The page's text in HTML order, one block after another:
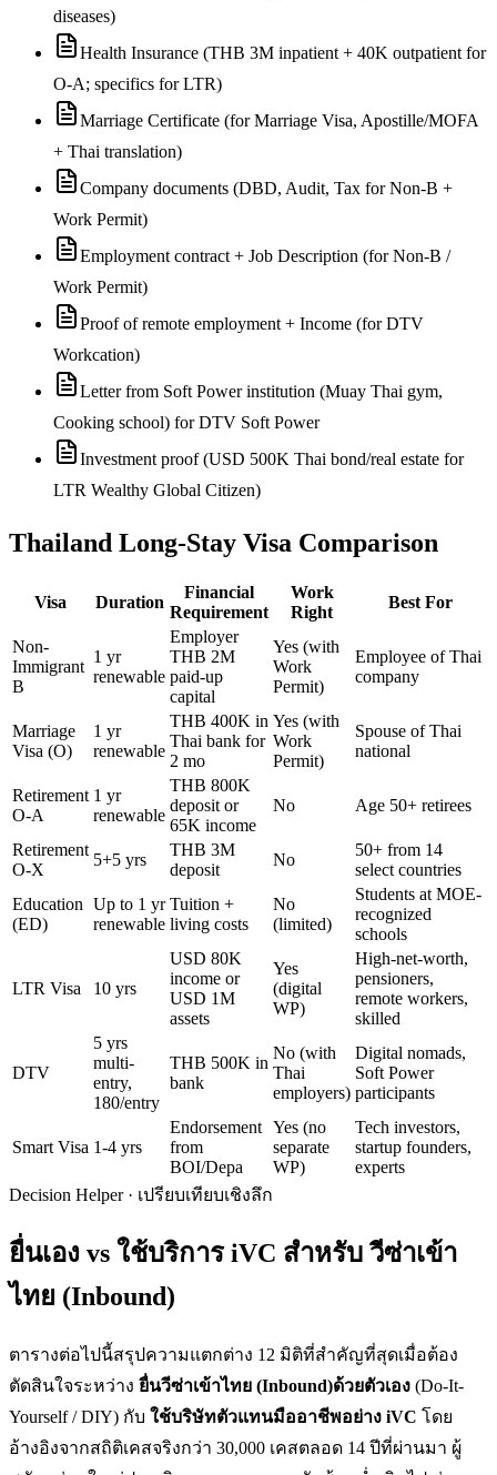
diseases)
Health Insurance (THB 3M inpatient + 40K outpatient for
O-A; specifics for LTR)
Marriage Certificate (for Marriage Visa, Apostille/MOFA
+ Thai translation)
Company documents (DBD, Audit, Tax for Non-B +
Work Permit)
Employment contract + Job Description (for Non-B /
Work Permit)
Proof of remote employment + Income (for DTV
Workcation)
Letter from Soft Power institution (Muay Thai gym,
Cooking school) for DTV Soft Power
Investment proof (USD 500K Thai bond/real estate for
LTR Wealthy Global Citizen)
Thailand Long-Stay Visa Comparison
Visa Duration
Financial
Requirement
Work
Right
Best For
Non-
Immigrant
B
1 yr
renewable
Employer
THB 2M
paid-up
capital
Yes (with
Work
Permit)
Employee of Thai
company
Marriage
Visa (O)
1 yr
renewable
THB 400K in
Thai bank for
2 mo
Yes (with
Work
Permit)
Spouse of Thai
national
Retirement
O-A
1 yr
renewable
THB 800K
deposit or
65K income
No Age 50+ retirees
Retirement
O-X
5+5 yrs
THB 3M
deposit
No
50+ from 14
select countries
Education
(ED)
Up to 1 yr
renewable
Tuition +
living costs
No
(limited)
Students at MOE-
recognized
schools
LTR Visa 10 yrs
USD 80K
income or
USD 1M
assets
Yes
(digital
WP)
High-net-worth,
pensioners,
remote workers,
skilled
DTV
5 yrs
multi-
entry,
180/entry
THB 500K in
bank
No (with
Thai
employers)
Digital nomads,
Soft Power
participants
Smart Visa 1-4 yrs
Endorsement
from
BOI/Depa
Yes (no
separate
WP)
Tech investors,
startup founders,
experts
Decision Helper · เปรียบเทียบเชิงลึก
ยื่นเอง vs ใช้บริการ iVC สำหรับวีซ่าเข้า
ไทย (Inbound)
ตารางต่อไปนี้สรุปความแตกต่าง 12 มิติที่สำคัญที่สุดเมื่อต้อง
ตัดสินใจระหว่าง ยื่นวีซ่าเข้าไทย (Inbound)ด้วยตัวเอง (Do-It-
Yourself / DIY) กับ ใช้บริษัทตัวแทนมืออาชีพอย่าง iVC โดย
อ้างอิงจากสถิติเคสจริงกว่า 30,000 เคสตลอด 14 ปีที่ผ่านมา ผู้